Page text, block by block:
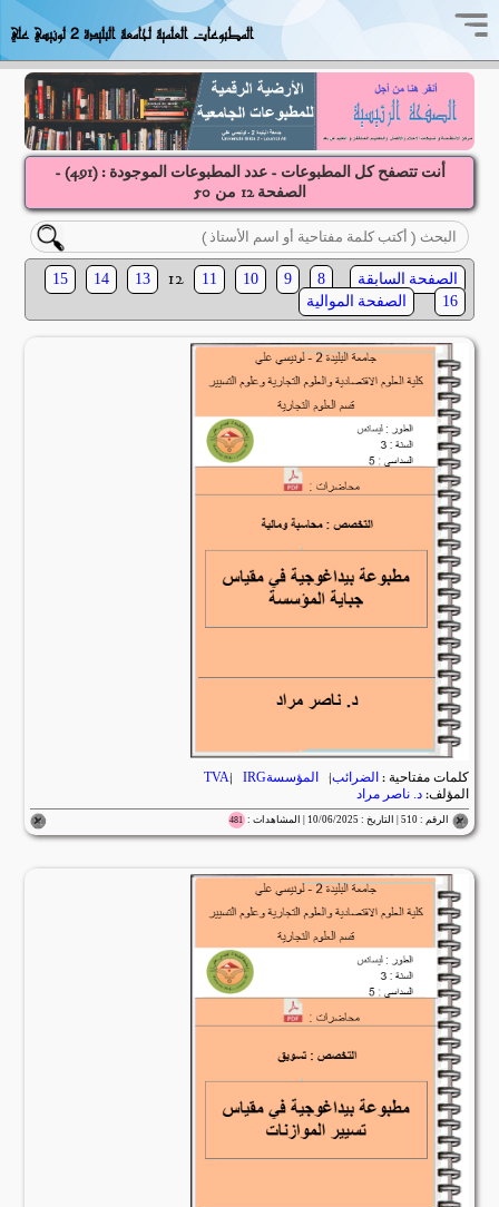
المطبوعات العلمية لجامعة البليدة 2 لونيسي علي
أنت تتصفح كل المطبوعات - عدد المطبوعات الموجودة : (491
) -
الصفحة12 من50
الصفحة السابقة 8
9
10
11
12
13
14
15
16
الصفحة الموالية
كلمات مفتاحية : الضرائب| المؤسسةTVA | IRG
المؤلف:د. ناصر مراد
الرقم : 510 | التاريخ : 10/06/2025 | المشاهدات : 481